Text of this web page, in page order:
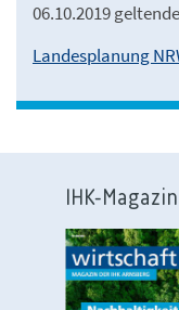
06.10.2019
Landesplanung
IHK-Magazin